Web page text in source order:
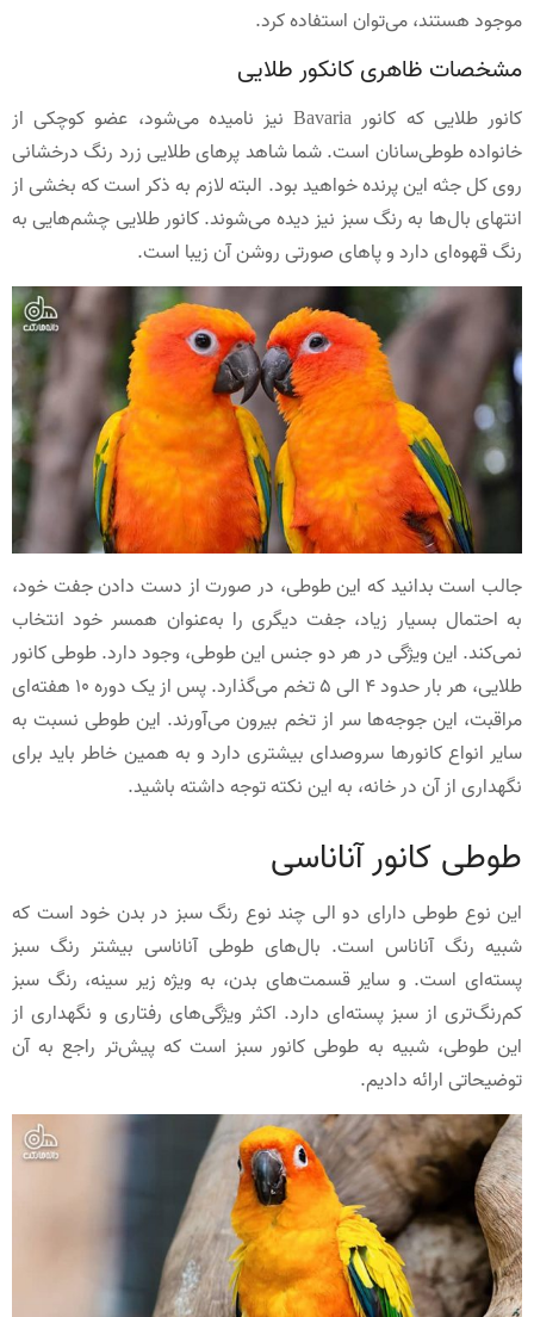
موجود هستند، می‌توان استفاده کرد.
مشخصات ظاهری کانکور طلایی
كانور طلایی که كانور Bavaria نیز نامیده می‌شود، عضو کوچکی از
خانواده طوطی‌سانان است. شما شاهد پرهای طلایی زرد رنگ درخشانی
روی كل جثه این پرنده خواهید بود. البته لازم به ذکر است که بخشی از
انتهای بال‌ها به رنگ سبز نیز دیده می‌شوند. كانور طلایی چشم‌هایی به
رنگ قهوه‌ای دارد و پاهای صورتی روشن آن زیبا است.
جالب است بدانید که این طوطی، در صورت از دست دادن جفت خود،
به احتمال بسیار زیاد، جفت دیگری را به‌عنوان همسر خود انتخاب
نمی‌کند. این ویژگی در هر دو جنس این طوطی، وجود دارد. طوطی کانور
طلایی، هر بار حدود 4 الی 5 تخم می‌گذارد. پس از یک دوره 10 هفته‌ای
مراقبت، این جوجه‌ها سر از تخم بیرون می‌آورند. این طوطی نسبت به
سایر انواع کانورها سروصدای بیشتری دارد و به همین خاطر باید برای
نگهداری از آن در خانه، به این نکته توجه داشته باشید.
طوطی کانور آناناسی
این نوع طوطی دارای دو الی چند نوع رنگ سبز در بدن خود است که
شبیه رنگ آناناس است. بال‌‌های طوطی آناناسی بیشتر رنگ سبز
پسته‌ای است. و سایر قسمت‌‌های بدن، به ویژه زیر سینه‌، رنگ سبز
کم‌رنگ‌تری از سبز پسته‌ای دارد. اکثر ویژگی‌های رفتاری و نگهداری از
این طوطی، شبیه به طوطی کانور سبز است که پیش‌تر راجع به آن
توضیحاتی ارائه دادیم.